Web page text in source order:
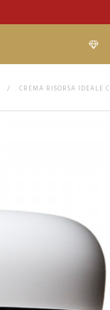
> CREMA RISORSA IDEALE